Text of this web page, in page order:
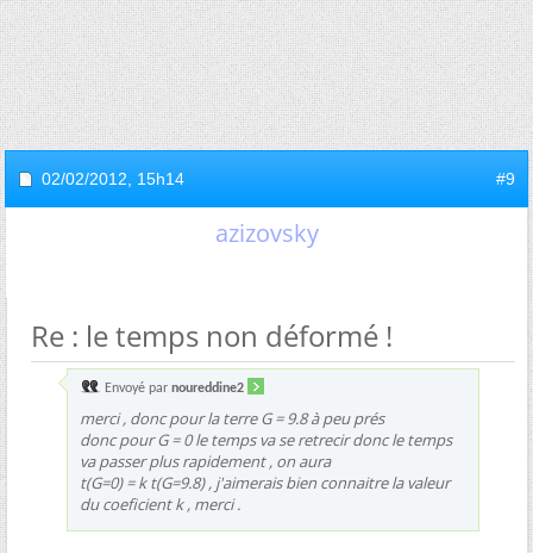
02/02/2012, 15h14 #9
azizovsky
Re : le temps non déformé !
Envoyé par noureddine2
merci , donc pour la terre G = 9.8 à peu prés
donc pour G = 0 le temps va se retrecir donc le temps
va passer plus rapidement , on aura
t(G=0) = k t(G=9.8) , j'aimerais bien connaitre la valeur
du coeficient k , merci .